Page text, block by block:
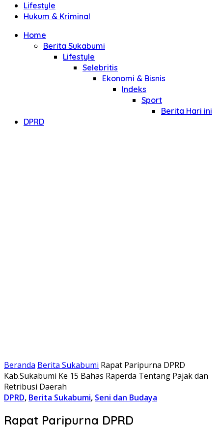
Lifestyle
Hukum & Kriminal
Home
Berita Sukabumi
Lifestyle
Selebritis
Ekonomi & Bisnis
Indeks
Sport
Berita Hari ini
DPRD
Beranda Berita Sukabumi Rapat Paripurna DPRD
Kab.Sukabumi Ke 15 Bahas Raperda Tentang Pajak dan
Retribusi Daerah
DPRD, Berita Sukabumi, Seni dan Budaya
Rapat Paripurna DPRD